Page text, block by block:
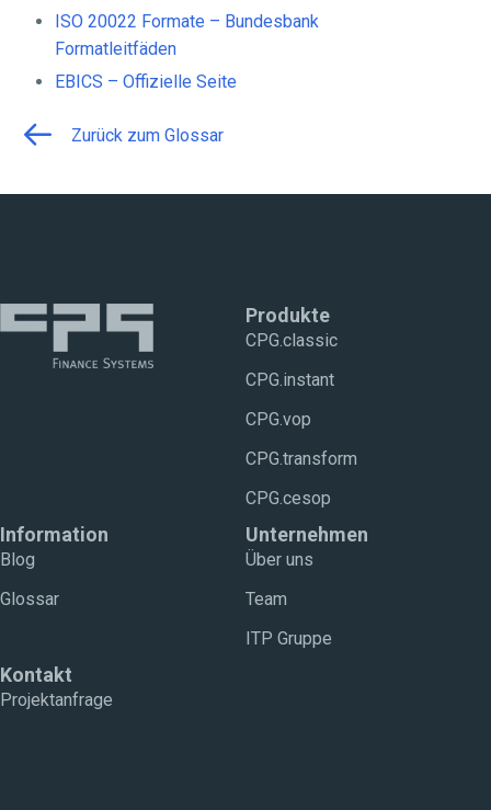
ISO 20022 Formate – Bundesbank
Formatleitfäden
EBICS – Offizielle Seite
Zurück zum Glossar
Produkte
CPG.classic
CPG.instant
CPG.vop
CPG.transform
CPG.cesop
Information
Blog
Glossar
Unternehmen
Über uns
Team
ITP Gruppe
Kontakt
Projektanfrage